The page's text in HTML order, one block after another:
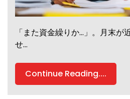
「また資金繰りか…」。月末が
せ…
Continue Reading....